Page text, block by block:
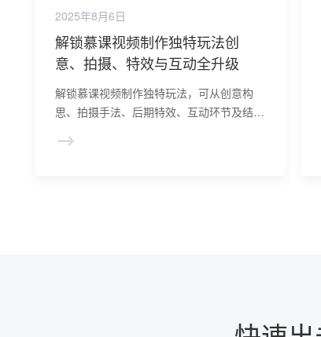
2025年8月6日
解锁慕课视频制作独特玩法创
意、拍摄、特效与互动全升级
解锁慕课视频制作独特玩法，可从创意构
思、拍摄手法、后期特效、互动环节及结合
新，搭配特效与互动，利用新技术，让课程